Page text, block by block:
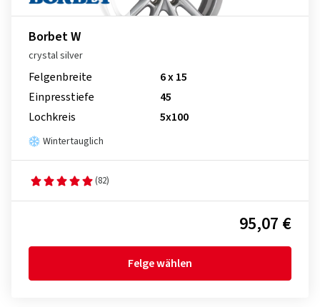
Borbet W
crystal silver
Felgenbreite
6 x 15
Einpresstiefe
45
Lochkreis
5x100
Wintertauglich
(82)
95,07 €
Felge wählen